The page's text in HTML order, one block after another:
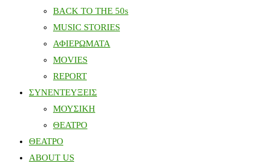
BACK TO THE 50s
MUSIC STORIES
ΑΦΙΕΡΩΜΑΤΑ
MOVIES
REPORT
ΣΥΝΕΝΤΕΥΞΕΙΣ
ΜΟΥΣΙΚΗ
ΘΕΑΤΡΟ
ΘΕΑΤΡΟ
ABOUT US